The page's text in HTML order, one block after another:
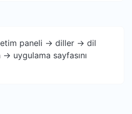
paneli -> diller -> dil
uygulama sayfasını